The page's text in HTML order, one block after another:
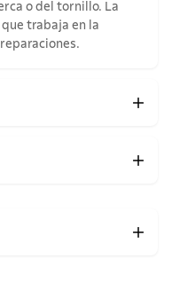
o del tornillo. La
trabaja en la